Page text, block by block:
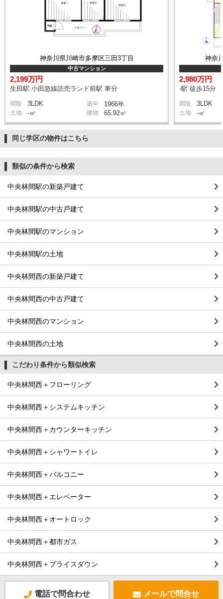
神奈川県川崎市多摩区三田3丁目
中古マンション
2,199万円
生田駅 小田急線読売ランド前駅 車分
間取 3LDK 築年 1966年
土地 -㎡ 建物 65.92㎡
神奈
2,980万円
-駅 徒歩15分
間取 3LDK
土地 -㎡
同じ学区の物件はこちら
類似の条件から検索
中央林間駅の新築戸建て
中央林間駅の中古戸建て
中央林間駅のマンション
中央林間駅の土地
中央林間西の新築戸建て
中央林間西の中古戸建て
中央林間西のマンション
中央林間西の土地
こだわり条件から類似検索
中央林間西＋フローリング
中央林間西＋システムキッチン
中央林間西＋カウンターキッチン
中央林間西＋シャワートイレ
中央林間西＋バルコニー
中央林間西＋エレベーター
中央林間西＋オートロック
中央林間西＋都市ガス
中央林間西＋プライスダウン
電話で問合わせ メールで問合せ